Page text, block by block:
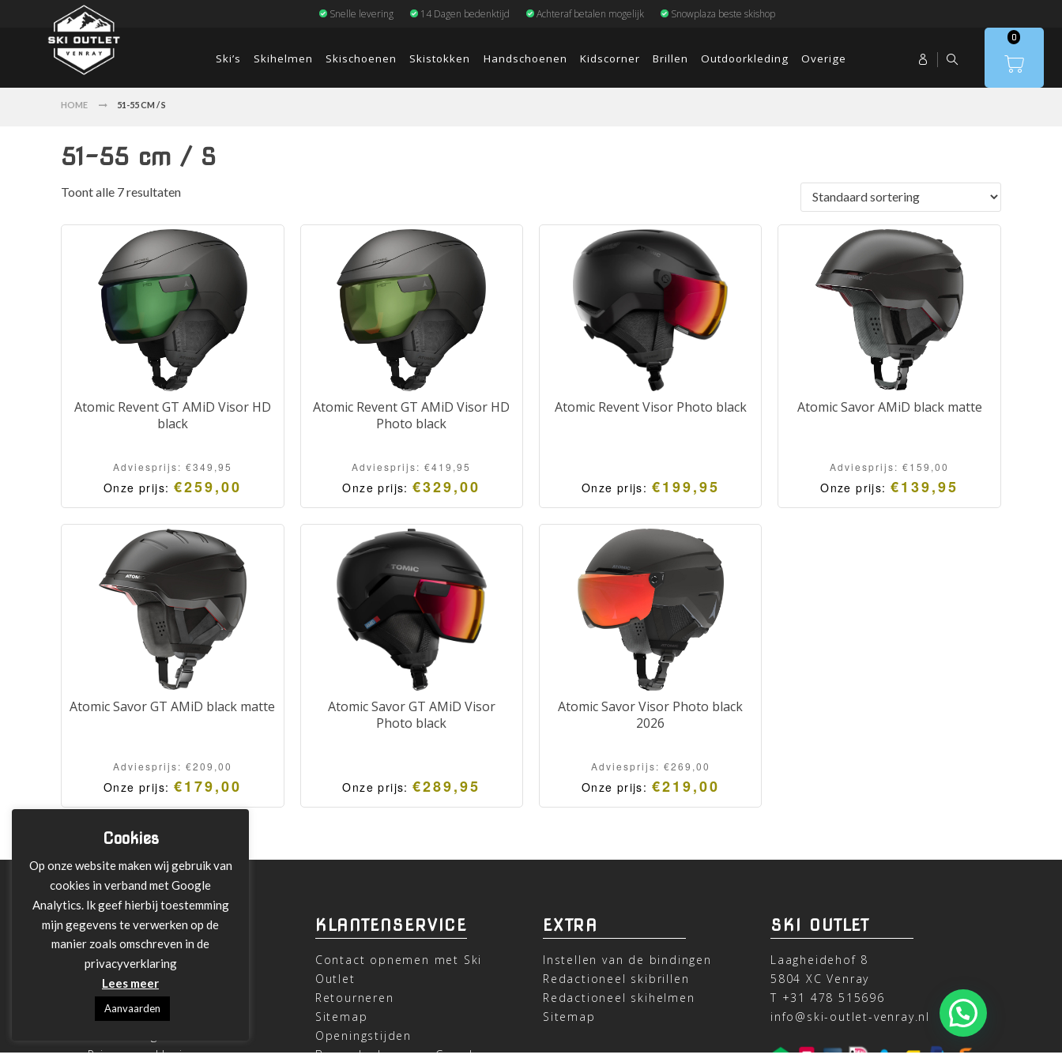
Snelle levering 14 Dagen bedenktijd Achteraf betalen mogelijk Snowplaza beste skishop
Ski’s Skihelmen Skischoenen Skistokken Handschoenen Kidscorner Brillen Outdoorkleding Overige
0
HOME 51-55 CM / S
51-55 cm / S
Toont alle 7 resultaten
Atomic Revent GT AMiD Visor HD
black
Adviesprijs: €349,95
Onze prijs: €259,00
Atomic Revent GT AMiD Visor HD
Photo black
Adviesprijs:€419,95
Onze prijs:€329,00
Atomic Revent Visor Photo black
Onze prijs: €199,95
Atomic Savor AMiD black matte
Adviesprijs:€159,00
Onze prijs: €139,95
Atomic Savor GT AMiD black matte
Adviesprijs: €209,00
Onze prijs: €179,00
Atomic Savor GT AMiD Visor
Photo black
Onze prijs:€289,95
Atomic Savor Visor Photo black
2026
Adviesprijs: €269,00
Onze prijs: €219,00
INFORMATIE
Over ons
Leveringen
Betalen met Klarna
Algemene Voorwaarden
Privacy verklaring
KLANTENSERVICE
Contact opnemen met Ski
Outlet
Retourneren
Sitemap
Openingstijden
Beoordeel ons op Google
EXTRA
Instellen van de bindingen
Redactioneel skibrillen
Redactioneel skihelmen
Sitemap
SKI OUTLET
Laagheidehof 8
5804 XC Venray
T +31 478 515696
info@ski-outlet-venray.nl
Cookies
Op onze website maken wij gebruik van
cookies in verband met Google
Analytics. Ik geef hierbij toestemming
mijn gegevens te verwerken op de
manier zoals omschreven in de
privacyverklaring
Lees meer
Aanvaarden